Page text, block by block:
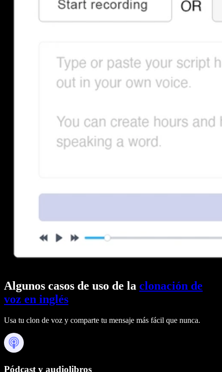
Algunos casos de uso de la clonación de
voz en inglés
Usa tu clon de voz y comparte tu mensaje más fácil que nunca.
Pódcast y audiolibros